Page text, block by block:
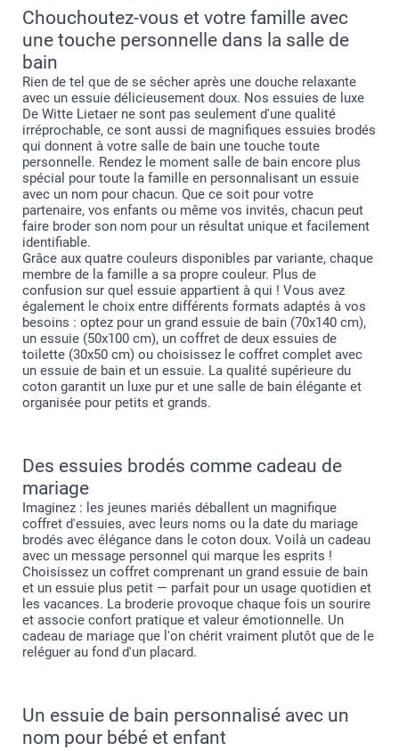
Chouchoutez-vous et votre famille avec
une touche personnelle dans la salle de
bain
Rien de tel que de se sécher après une douche relaxante
avec un essuie délicieusement doux. Nos essuies de luxe
De Witte Lietaer ne sont pas seulement d'une qualité
irréprochable, ce sont aussi de magnifiques essuies brodés
qui donnent à votre salle de bain une touche toute
personnelle. Rendez le moment salle de bain encore plus
spécial pour toute la famille en personnalisant un essuie
avec un nom pour chacun. Que ce soit pour votre
partenaire, vos enfants ou même vos invités, chacun peut
faire broder son nom pour un résultat unique et facilement
identifiable.
Grâce aux quatre couleurs disponibles par variante, chaque
membre de la famille a sa propre couleur. Plus de
confusion sur quel essuie appartient à qui ! Vous avez
également le choix entre différents formats adaptés à vos
besoins : optez pour un grand essuie de bain (70x140 cm),
un essuie (50x100 cm), un coffret de deux essuies de
toilette (30x50 cm) ou choisissez le coffret complet avec
un essuie de bain et un essuie. La qualité supérieure du
coton garantit un luxe pur et une salle de bain élégante et
organisée pour petits et grands.
Des essuies brodés comme cadeau de
mariage
Imaginez : les jeunes mariés déballent un magnifique
coffret d'essuies, avec leurs noms ou la date du mariage
brodés avec élégance dans le coton doux. Voilà un cadeau
avec un message personnel qui marque les esprits !
Choisissez un coffret comprenant un grand essuie de bain
et un essuie plus petit — parfait pour un usage quotidien et
les vacances. La broderie provoque chaque fois un sourire
et associe confort pratique et valeur émotionnelle. Un
cadeau de mariage que l'on chérit vraiment plutôt que de le
reléguer au fond d'un placard.
Un essuie de bain personnalisé avec un
nom pour bébé et enfant